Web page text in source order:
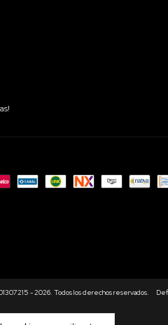
- 2026. Todos los derechos reservados.